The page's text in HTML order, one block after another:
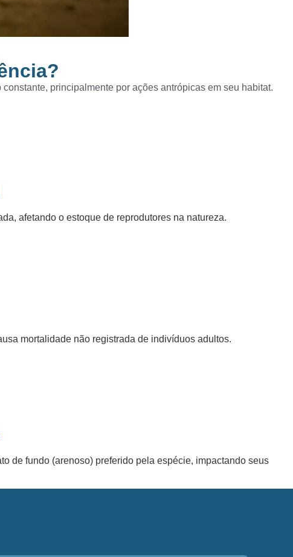
principalmente por ações antrópicas em seu habitat.
afetando o estoque de reprodutores na natureza.
mortalidade não registrada de indivíduos adultos.
de fundo (arenoso) preferido pela espécie, impactando seus